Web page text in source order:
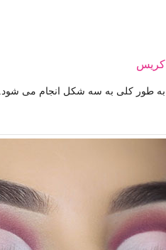
کریس
طور کلی به سه شکل انجام می شود.